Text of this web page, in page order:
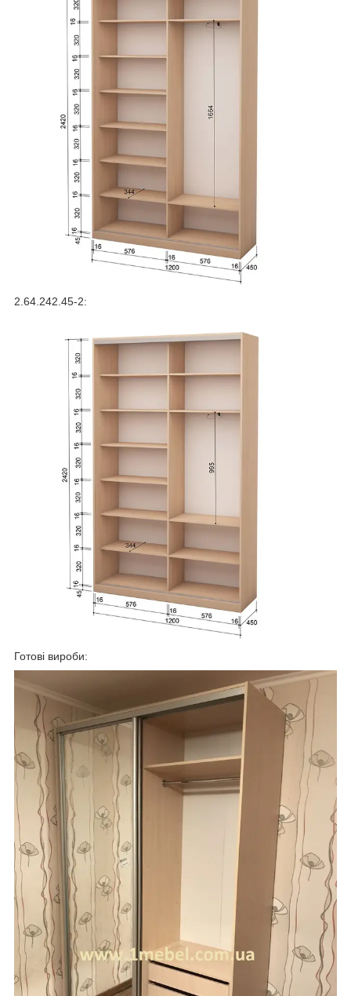
2.64.242.45-2:
Готові вироби: